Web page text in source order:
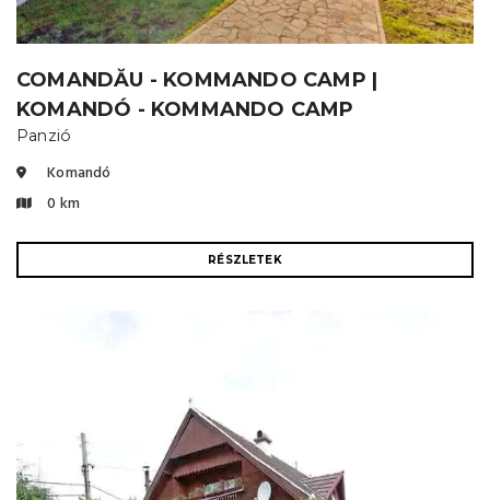
COMANDĂU - KOMMANDO CAMP |
KOMANDÓ - KOMMANDO CAMP
Panzió
Komandó
0 km
RÉSZLETEK